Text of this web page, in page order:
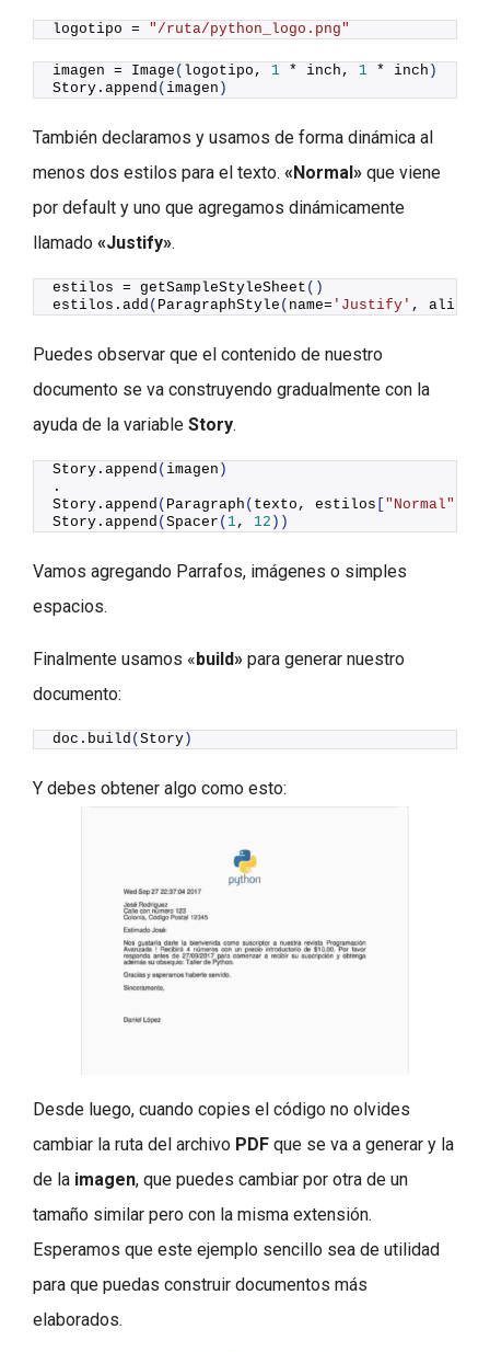
logotipo = "/ruta/python_logo.png"
imagen = Image ( logotipo, 1 * inch, 1 * inch )
Story. append ( imagen )
También declaramos y usamos de forma dinámica al
menos dos estilos para el texto. «Normal» que viene
por default y uno que agregamos dinámicamente
llamado «Justify».
estilos = getSampleStyleSheet ()
estilos. add ( ParagraphStyle ( name= 'Justify' ,
Puedes observar que el contenido de nuestro
documento se va construyendo gradualmente con la
ayuda de la variable Story.
Story. append ( imagen )
.
Story. append ( Paragraph ( texto, estilos "Normal"
Story. append ( Spacer ( 1, 12 ))
Vamos agregando Parrafos, imágenes o simples
espacios.
Finalmente usamos «build» para generar nuestro
documento:
doc. build ( Story )
Y debes obtener algo como esto:
Desde luego, cuando copies el código no olvides
cambiar la ruta del archivo PDF que se va a generar y la
de la imagen, que puedes cambiar por otra de un
tamaño similar pero con la misma extensión.
Esperamos que este ejemplo sencillo sea de utilidad
para que puedas construir documentos más
elaborados.